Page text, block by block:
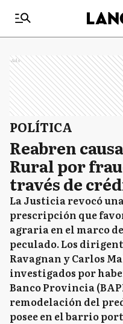
Ads
POLÍTICA
Reabren
Rural por
través de
La Justicia revocó
prescripción que
agraria en el marco
peculado. Los
Ravagnan y Carlos
investigados por
Banco Provincia
remodelación del
posee en el barrio